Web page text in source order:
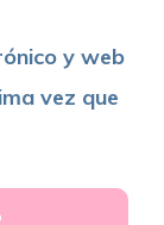
y web
vez que